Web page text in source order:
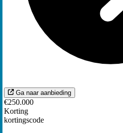
Ga naar aanbieding
€250.000
Korting
kortingscode